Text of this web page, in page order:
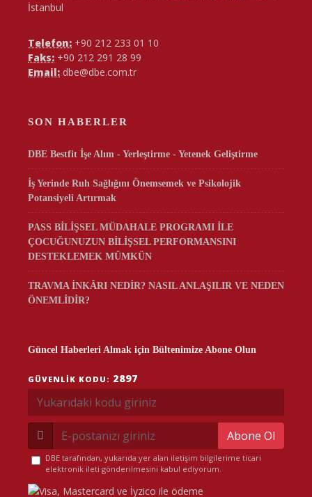
İstanbul
Telefon: +90 212 233 01 10
Faks: +90 212 291 28 99
Email: dbe@dbe.com.tr
SON HABERLER
DBE Bestfit İşe Alım - Yerleştirme - Yetenek Geliştirme
İş Yerinde Ruh Sağlığını Önemsemek ve Psikolojik
Potansiyeli Artırmak
PASS BİLİŞSEL MÜDAHALE PROGRAMI İLE
ÇOCUĞUNUZUN BİLİŞSEL PERFORMANSINI
DESTEKLEMEK MÜMKÜN
TRAVMA İNKÂRI NEDİR? NASIL ANLAŞILIR VE NEDEN
ÖNEMLİDİR?
Güncel Haberleri Almak için Bültenimize Abone Olun
GÜVENLIK KODU: 2897
Abone Ol
DBE tarafından, yukarıda yer alan iletişim bilgilerime ticari
elektronik ileti gönderilmesini kabul ediyorum.